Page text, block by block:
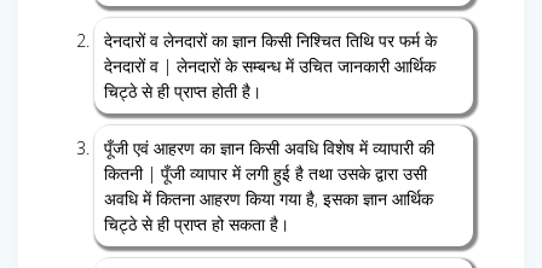
देनदारों व लेनदारों का ज्ञान किसी निश्चित तिथि पर फर्म के
देनदारों व | लेनदारों के सम्बन्ध में उचित जानकारी आर्थिक
चिट्ठे से ही प्राप्त होती है।
पूँजी एवं आहरण का ज्ञान किसी अवधि विशेष में व्यापारी की
कितनी | पूँजी व्यापार में लगी हुई है तथा उसके द्वारा उसी
अवधि में कितना आहरण किया गया है, इसका ज्ञान आर्थिक
चिट्ठे से ही प्राप्त हो सकता है।